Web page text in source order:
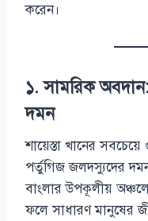
করেন।
১. সামরিক
দমন
শায়েস্তা খানের
পর্তুগিজ জলদস্যুদের
বাংলার উপকূলীয়
ফলে সাধারণ মানুষের